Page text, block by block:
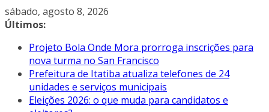
Pular
para
conteúdo
sábado, agosto 8, 2026
Últimos:
Projeto Bola Onde Mora prorroga inscrições para
nova turma no San Francisco
Prefeitura de Itatiba atualiza telefones de 24
unidades e serviços municipais
Eleições 2026: o que muda para candidatos e